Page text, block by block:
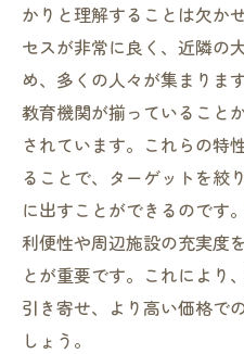
かりと理解することは欠か
セスが非常に良く、近隣の
め、多くの人々が集まりま
教育機関が揃っていること
されています。これらの特
ることで、ターゲットを絞
に出すことができるのです
利便性や周辺施設の充実度
とが重要です。これにより
引き寄せ、より高い価格で
しょう。